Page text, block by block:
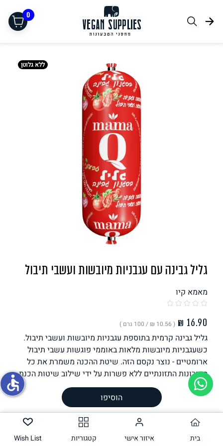
0
תחליפי בשר
גבינות טבעוניות
ללא גלוטן
גליל גבינה עם עגבניות מיובשות ועשבי תיבול
מאמא קיו
( ‏10.56 ₪ / 100 גרם )
גליל גבינה קרמית בתוספת עגבניות מיובשות ועשבי תיבול.
כשעגבניות מיובשות מלאות באוממי פוגשות עשבי תיבול
ארומטיים - נוצר נקסם הזה. שיטת ההכנה משמרת את כל
היתרונות התזונתיים ללא פשרות על ידי שילוב שיטות הכנת
הגבינה המסורתיות בעולם הטבעוני. .
משקל וכמות
160
הכנה
רכיבים
הוסיפו
בית איזור אישי קטגוריות Wish List
accessible